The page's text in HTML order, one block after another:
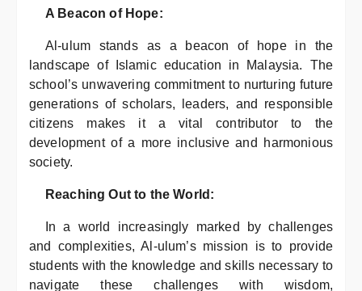
A Beacon of Hope:
Al-ulum stands as a beacon of hope in the
landscape of Islamic education in Malaysia. The
school’s unwavering commitment to nurturing future
generations of scholars, leaders, and responsible
citizens makes it a vital contributor to the
development of a more inclusive and harmonious
society.
Reaching Out to the World:
In a world increasingly marked by challenges
and complexities, Al-ulum’s mission is to provide
students with the knowledge and skills necessary to
navigate these challenges with wisdom,